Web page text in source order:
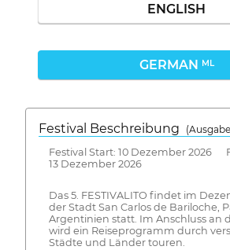
ENGLISH
GERMAN ML
Festival Beschreibung
Festival Start: 10 Dezember 2026
13 Dezember 2026
Das 5. FESTIVALITO findet im
der Stadt San Carlos de Bariloche,
Argentinien statt. Im Anschluss an
wird ein Reiseprogramm durch
Städte und Länder touren.